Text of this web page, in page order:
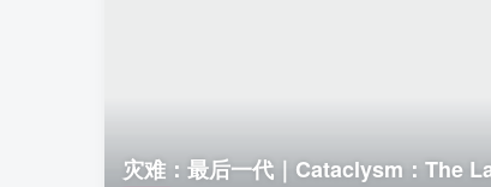
灾难：最后一代｜Cataclysm：The